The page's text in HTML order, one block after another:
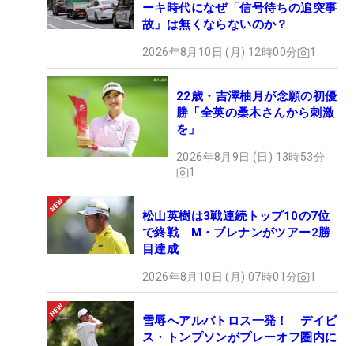
ーキ時代になぜ「信号待ちの追突事
故」は無くならないのか？
2026年8月10日 (月) 12時00分 1
22歳・吉澤柚月が念願の初優
勝「全英の桑木さんから刺激
を」
2026年8月9日 (日) 13時53分
1
松山英樹は3戦連続トップ10の7位
で終戦 M・ブレナンがツアー2勝
目達成
2026年8月10日 (月) 07時01分 1
雪辱へアルバトロス一発！ デイビ
ス・トンプソンがプレーオフ圏内に